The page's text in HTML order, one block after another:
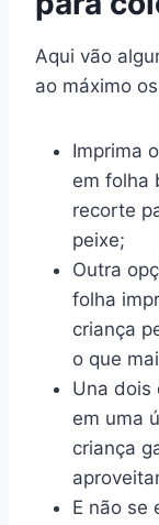
Aqui vão
ao máximo
Imprima
em folha
recorte
peixe;
Outra
folha
criança
o que
Una dois
em uma
criança
E não se